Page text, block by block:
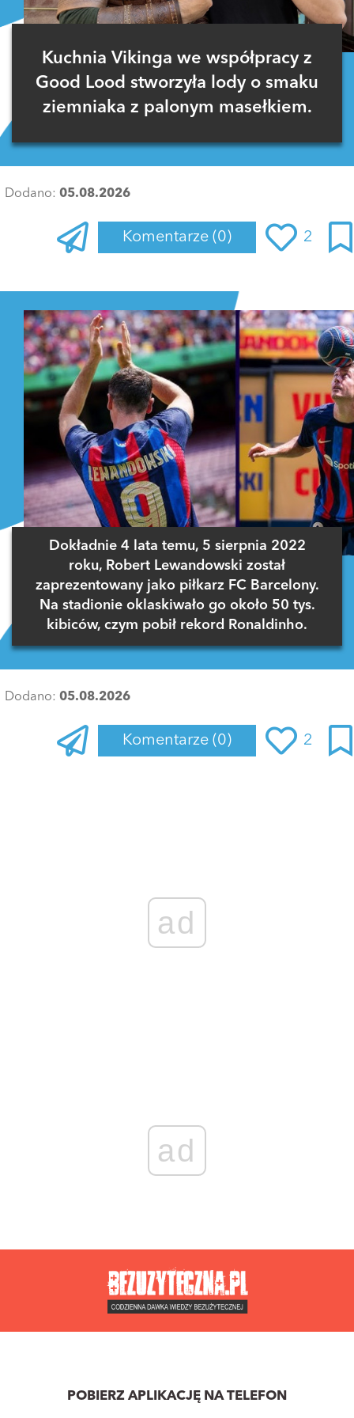
Kuchnia Vikinga we współpracy z
Good Lood stworzyła lody o smaku
ziemniaka z palonym masełkiem.
Dodano: 05.08.2026
Komentarze (0) 2
Dokładnie 4 lata temu, 5 sierpnia 2022
roku, Robert Lewandowski został
zaprezentowany jako piłkarz FC Barcelony.
Na stadionie oklaskiwało go około 50 tys.
kibiców, czym pobił rekord Ronaldinho.
Dodano: 05.08.2026
Komentarze (0) 2
ad
ad
POBIERZ APLIKACJĘ NA TELEFON